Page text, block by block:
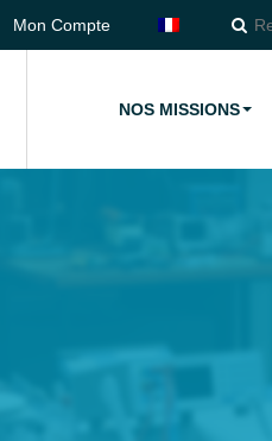
Mon Compte
NOS MISSIONS